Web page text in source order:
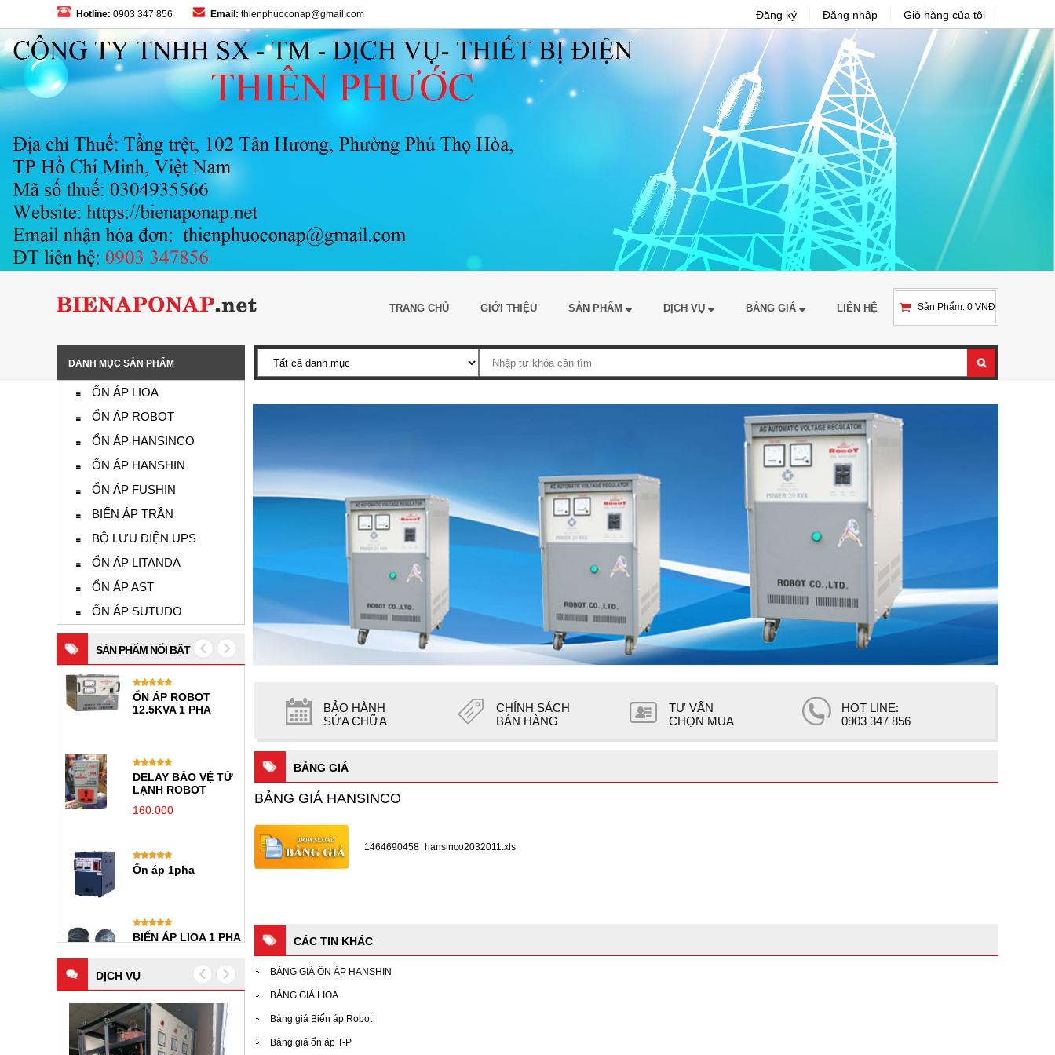
Hotline: 0903 347 856 Email: thienphuoconap@gmail.com Giỏ hàng của tôi
Đăng nhập
Đăng ký
Sản Phẩm: 0 VNĐ
TRANG CHỦ GIỚI THIỆU SẢN PHẨM DỊCH VỤ BẢNG GIÁ LIÊN HỆ
BẢO HÀNH
SỬA CHỮA
CHÍNH SÁCH
BÁN HÀNG
TƯ VẤN
CHỌN MUA
HOT LINE:
0903 347 856
BẢNG GIÁ
BẢNG GIÁ HANSINCO
1464690458_hansinco2032011.xls
CÁC TIN KHÁC
BẢNG GIÁ ỔN ÁP HANSHIN
BẢNG GIÁ LIOA
Bảng giá Biến áp Robot
Bảng giá ổn áp T-P
DANH MỤC SẢN PHẨM
ỔN ÁP LIOA
ỔN ÁP ROBOT
ỔN ÁP HANSINCO
ỔN ÁP HANSHIN
ỔN ÁP FUSHIN
BIẾN ÁP TRẦN
BỘ LƯU ĐIỆN UPS
ỔN ÁP LITANDA
ỔN ÁP AST
ỔN ÁP SUTUDO
SẢN PHẨM NỔI BẬT
ỔN ÁP ROBOT
12.5KVA 1 PHA
DELAY BẢO VỆ TỬ
LẠNH ROBOT
160.000
Ổn áp 1pha
BIẾN ÁP LIOA 1 PHA
DỊCH VỤ